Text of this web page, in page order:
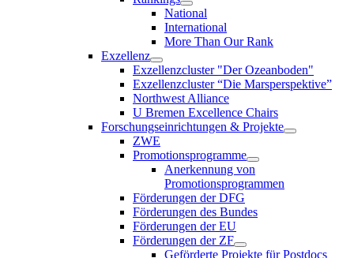
National
International
More Than Our Rank
Exzellenz
Exzellenzcluster "Der Ozeanboden"
Exzellenzcluster “Die Marsperspektive”
Northwest Alliance
U Bremen Excellence Chairs
Forschungseinrichtungen & Projekte
ZWE
Promotionsprogramme
Anerkennung von
Promotionsprogrammen
Förderungen der DFG
Förderungen des Bundes
Förderungen der EU
Förderungen der ZF
Geförderte Projekte für Postdocs